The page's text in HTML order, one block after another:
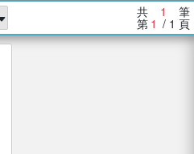
臺灣漫遊錄、 方念華 、 台灣的李
時代
數學女孩：黎曼猜想 、
的迷走神經
共 1 筆
第 1 / 1 頁